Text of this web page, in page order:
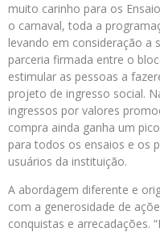
muito carinho para os
o carnaval, toda a
levando em consideração a
parceria firmada entre o
estimular as pessoas a
projeto de ingresso social.
ingressos por valores
compra ainda ganha um
para todos os ensaios e os
usuários da instituição.
A abordagem diferente e
com a generosidade de
conquistas e arrecadações.